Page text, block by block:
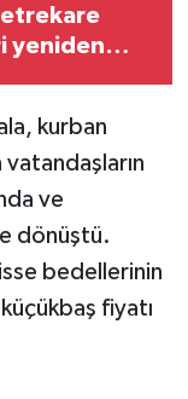
yeniden
kurban
ve
dönüştü.
bedellerinin
fiyatı